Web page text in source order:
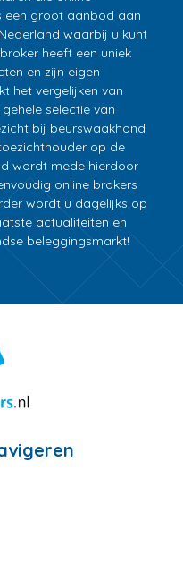
een groot aanbod aan
waarbij u kunt
heeft een uniek
en zijn eigen
het vergelijken van
selectie van
bij beurswaakhond
op de
wordt mede hierdoor
online brokers
wordt u dagelijks op
actualiteiten en
beleggingsmarkt!